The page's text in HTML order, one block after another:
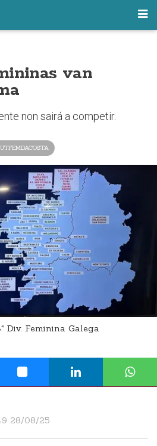
van
non sairá a competir.
Div. Feminina Galega
28/08/25